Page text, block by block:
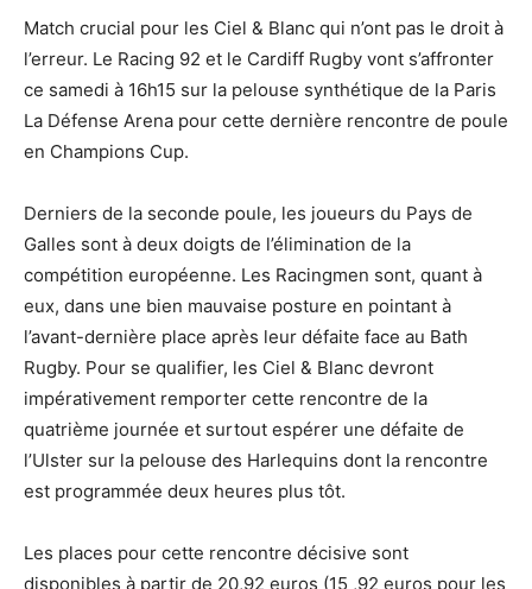
Match crucial pour les Ciel & Blanc qui n’ont pas le droit à
l’erreur. Le Racing 92 et le Cardiff Rugby vont s’affronter
ce samedi à 16h15 sur la pelouse synthétique de la Paris
La Défense Arena pour cette dernière rencontre de poule
en Champions Cup.
Derniers de la seconde poule, les joueurs du Pays de
Galles sont à deux doigts de l’élimination de la
compétition européenne. Les Racingmen sont, quant à
eux, dans une bien mauvaise posture en pointant à
l’avant-dernière place après leur défaite face au Bath
Rugby. Pour se qualifier, les Ciel & Blanc devront
impérativement remporter cette rencontre de la
quatrième journée et surtout espérer une défaite de
l’Ulster sur la pelouse des Harlequins dont la rencontre
est programmée deux heures plus tôt.
Les places pour cette rencontre décisive sont
disponibles à partir de 20,92 euros (15 ,92 euros pour les